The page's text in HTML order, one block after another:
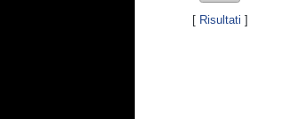
[ Risultati ]